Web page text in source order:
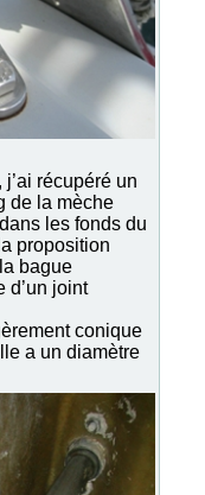
récupéré un
de la mèche
les fonds du
proposition
bague
d’un joint
conique
a un diamètre